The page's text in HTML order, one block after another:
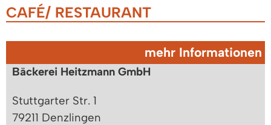
CAFÉ/ RESTAURANT
mehr Informationen
Bäckerei Heitzmann GmbH
Stuttgarter Str. 1
79211 Denzlingen